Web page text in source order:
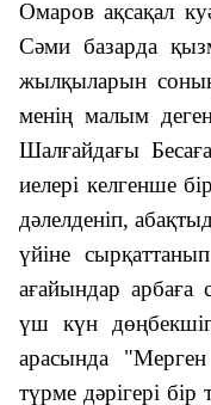
Омаров ақсақал
Сәми базарда
жылқыларын
менің малым
Шалғайдағы
иелері келгенше
дәлелденіп,
үйіне
ағайындар арбаға
үш күн
арасында
түрме дәрігері бір